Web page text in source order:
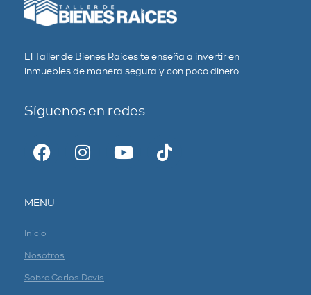
El Taller de Bienes Raíces te enseña a invertir en
inmuebles de manera segura y con poco dinero.
Síguenos en redes
MENU
Inicio
Nosotros
Sobre Carlos Devis